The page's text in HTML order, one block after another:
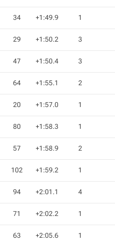
34 +1:49.9 1
29 +1:50.2 3
47 +1:50.4 3
64 +1:55.1 2
20 +1:57.0 1
80 +1:58.3 1
57 +1:58.9 2
102 +1:59.2 1
94 +2:01.1 4
71 +2:02.2 1
63 +2:05.6 1